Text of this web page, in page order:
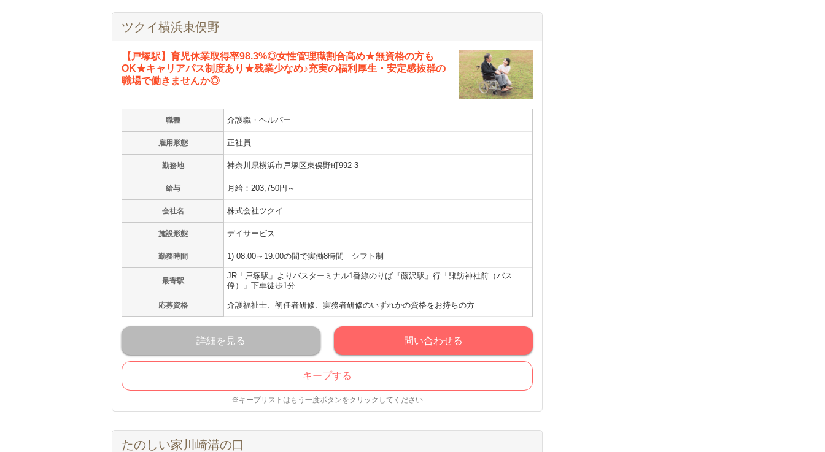
ツクイ横浜東俣野
【戸塚駅】育児休業取得率98.3%◎女性管理職割合高め★無資格の方も
OK★キャリアパス制度あり★残業少なめ♪充実の福利厚生・安定感抜群の
職場で働きませんか◎
職種 介護職・ヘルパー
雇用形態 正社員
勤務地 神奈川県横浜市戸塚区東俣野町992-3
給与 月給：203,750円～
会社名 株式会社ツクイ
施設形態 デイサービス
勤務時間 1) 08:00～19:00の間で実働8時間 シフト制
最寄駅
JR「戸塚駅」よりバスターミナル1番線のりば『藤沢駅』行「諏訪神社前（バス
停）」下車徒歩1分
応募資格 介護福祉士、初任者研修、実務者研修のいずれかの資格をお持ちの方
詳細を見る 問い合わせる
キープする
※キープリストはもう一度ボタンをクリックしてください
たのしい家川崎溝の口